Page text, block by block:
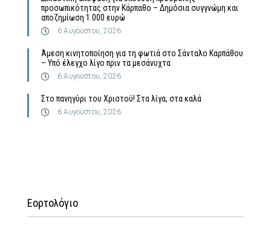
προσωπικότητας στην Κάρπαθο – Δημόσια συγγνώμη και
αποζημίωση 1.000 ευρώ
6 Αυγούστου, 2026
Άμεση κινητοποίηση για τη φωτιά στο Σάνταλο Καρπάθου
– Υπό έλεγχο λίγο πριν τα μεσάνυχτα
6 Αυγούστου, 2026
Στο πανηγύρι του Χριστού! Στα λίγα, στα καλά
6 Αυγούστου, 2026
Εορτολόγιο